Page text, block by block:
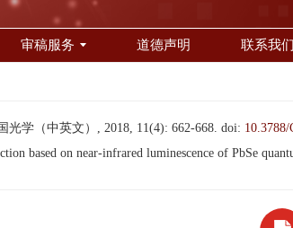
审稿服务 道德声明 联系我们
光学（中英文）, 2018, 11(4): 662-668. doi: 10.3788/
based on near-infrared luminescence of PbSe